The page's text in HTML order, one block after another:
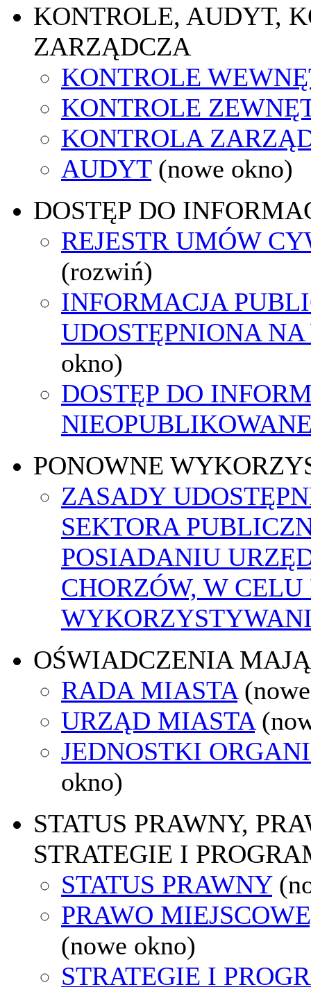
KONTROLE, AUDYT,
ZARZĄDCZA
KONTROLE
KONTROLE
KONTROLA
AUDYT (nowe okno)
DOSTĘP DO
REJESTR UMÓW
(rozwiń)
INFORMACJA
UDOSTĘPNIONA
okno)
DOSTĘP DO
PONOWNE
ZASADY
SEKTORA
POSIADANIU
CHORZÓW, W
OŚWIADCZENIA
RADA MIASTA
URZĄD MIASTA
JEDNOSTKI
okno)
STATUS PRAWNY,
STRATEGIE I
STATUS PRAWNY
PRAWO
(nowe okno)
STRATEGIE I